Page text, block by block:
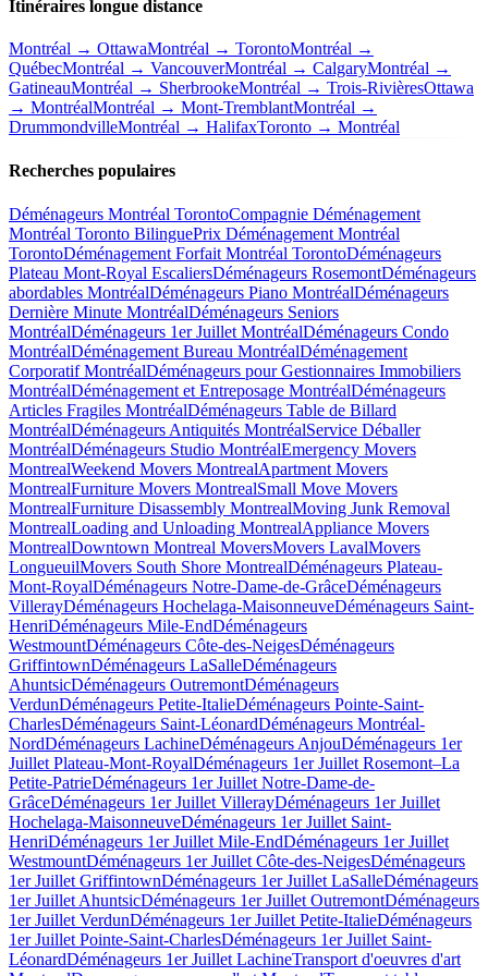
Itinéraires longue distance
Montréal → OttawaMontréal → TorontoMontréal →
QuébecMontréal → VancouverMontréal → CalgaryMontréal →
GatineauMontréal → SherbrookeMontréal → Trois-RivièresOttawa
→ MontréalMontréal → Mont-TremblantMontréal →
DrummondvilleMontréal → HalifaxToronto → Montréal
Recherches populaires
Déménageurs Montréal TorontoCompagnie Déménagement
Montréal Toronto BilinguePrix Déménagement Montréal
TorontoDéménagement Forfait Montréal TorontoDéménageurs
Plateau Mont-Royal EscaliersDéménageurs RosemontDéménageurs
abordables MontréalDéménageurs Piano MontréalDéménageurs
Dernière Minute MontréalDéménageurs Seniors
MontréalDéménageurs 1er Juillet MontréalDéménageurs Condo
MontréalDéménagement Bureau MontréalDéménagement
Corporatif MontréalDéménageurs pour Gestionnaires Immobiliers
MontréalDéménagement et Entreposage MontréalDéménageurs
Articles Fragiles MontréalDéménageurs Table de Billard
MontréalDéménageurs Antiquités MontréalService Déballer
MontréalDéménageurs Studio MontréalEmergency Movers
MontrealWeekend Movers MontrealApartment Movers
MontrealFurniture Movers MontrealSmall Move Movers
MontrealFurniture Disassembly MontrealMoving Junk Removal
MontrealLoading and Unloading MontrealAppliance Movers
MontrealDowntown Montreal MoversMovers LavalMovers
LongueuilMovers South Shore MontrealDéménageurs Plateau-
Mont-RoyalDéménageurs Notre-Dame-de-GrâceDéménageurs
VillerayDéménageurs Hochelaga-MaisonneuveDéménageurs Saint-
HenriDéménageurs Mile-EndDéménageurs
WestmountDéménageurs Côte-des-NeigesDéménageurs
GriffintownDéménageurs LaSalleDéménageurs
AhuntsicDéménageurs OutremontDéménageurs
VerdunDéménageurs Petite-ItalieDéménageurs Pointe-Saint-
CharlesDéménageurs Saint-LéonardDéménageurs Montréal-
NordDéménageurs LachineDéménageurs AnjouDéménageurs 1er
Juillet Plateau-Mont-RoyalDéménageurs 1er Juillet Rosemont–La
Petite-PatrieDéménageurs 1er Juillet Notre-Dame-de-
GrâceDéménageurs 1er Juillet VillerayDéménageurs 1er Juillet
Hochelaga-MaisonneuveDéménageurs 1er Juillet Saint-
HenriDéménageurs 1er Juillet Mile-EndDéménageurs 1er Juillet
WestmountDéménageurs 1er Juillet Côte-des-NeigesDéménageurs
1er Juillet GriffintownDéménageurs 1er Juillet LaSalleDéménageurs
1er Juillet AhuntsicDéménageurs 1er Juillet OutremontDéménageurs
1er Juillet VerdunDéménageurs 1er Juillet Petite-ItalieDéménageurs
1er Juillet Pointe-Saint-CharlesDéménageurs 1er Juillet Saint-
LéonardDéménageurs 1er Juillet LachineTransport d'oeuvres d'art